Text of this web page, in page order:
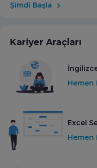
Şimdi Başla
Kariyer Araçları
Hemen
Excel
Hemen